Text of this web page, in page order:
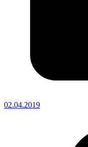
02.04.2019